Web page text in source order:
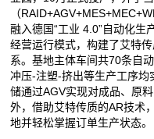
（
融入德国“工业 4.0”自动化生
经营运行模式，构建了艾特
系。基地主体车间共70条自
冲压-注塑-挤出等生产工序
储通过AGV实现对成品、原
外，借助艾特传质的AR技术
地并轻松掌握订单生产状态。